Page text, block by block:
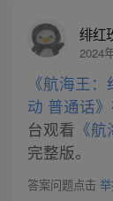
绯红
2024
《航海王
动 普通话》
台观看 《
完整版。
答案问题点击